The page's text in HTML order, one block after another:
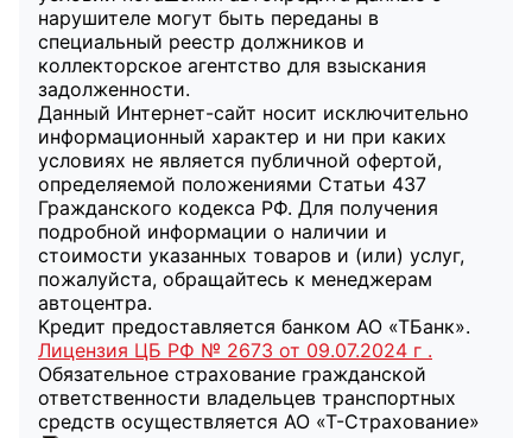
нарушителе могут быть переданы в
специальный реестр должников и
коллекторское агентство для взыскания
задолженности.
Данный Интернет-сайт носит исключительно
информационный характер и ни при каких
условиях не является публичной офертой,
определяемой положениями Статьи 437
Гражданского кодекса РФ. Для получения
подробной информации о наличии и
стоимости указанных товаров и (или) услуг,
пожалуйста, обращайтесь к менеджерам
автоцентра.
Кредит предоставляется банком АО «ТБанк».
Лицензия ЦБ РФ № 2673 от 09.07.2024 г .
Обязательное страхование гражданской
ответственности владельцев транспортных
средств осуществляется АО «Т-Страхование»